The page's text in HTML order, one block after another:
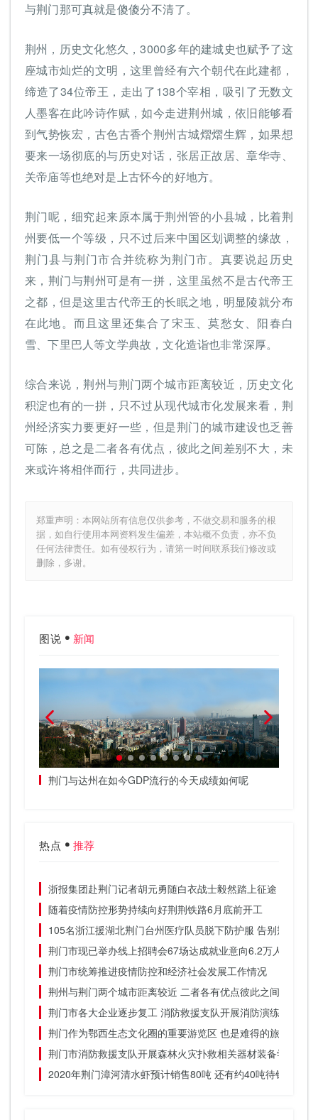
与荆门那可真就是傻傻分不清了。
荆州，历史文化悠久，3000多年的建城史也赋予了这
座城市灿烂的文明，这里曾经有六个朝代在此建都，
缔造了34位帝王，走出了138个宰相，吸引了无数文
人墨客在此吟诗作赋，如今走进荆州城，依旧能够看
到气势恢宏，古色古香个荆州古城熠熠生辉，如果想
要来一场彻底的与历史对话，张居正故居、章华寺、
关帝庙等也绝对是上古怀今的好地方。
荆门呢，细究起来原本属于荆州管的小县城，比着荆
州要低一个等级，只不过后来中国区划调整的缘故，
荆门县与荆门市合并统称为荆门市。真要说起历史
来，荆门与荆州可是有一拼，这里虽然不是古代帝王
之都，但是这里古代帝王的长眠之地，明显陵就分布
在此地。而且这里还集合了宋玉、莫愁女、阳春白
雪、下里巴人等文学典故，文化造诣也非常深厚。
综合来说，荆州与荆门两个城市距离较近，历史文化
积淀也有的一拼，只不过从现代城市化发展来看，荆
州经济实力要更好一些，但是荆门的城市建设也乏善
可陈，总之是二者各有优点，彼此之间差别不大，未
来或许将相伴而行，共同进步。
郑重声明：本网站所有信息仅供参考，不做交易和服务的根
据，如自行使用本网资料发生偏差，本站概不负责，亦不负
任何法律责任。如有侵权行为，请第一时间联系我们修改或
删除，多谢。
图说 新闻
荆门与达州在如今GDP流行的今天成绩如何呢
热点 推荐
浙报集团赴荆门记者胡元勇随白衣战士毅然踏上征途
随着疫情防控形势持续向好荆荆铁路6月底前开工
105名浙江援湖北荆门台州医疗队员脱下防护服 告别荆门的
荆门市现已举办线上招聘会67场达成就业意向6.2万人
荆门市统筹推进疫情防控和经济社会发展工作情况
荆州与荆门两个城市距离较近 二者各有优点彼此之间差别不
荆门市各大企业逐步复工 消防救援支队开展消防演练
荆门作为鄂西生态文化圈的重要游览区 也是难得的旅游胜地
荆门市消防救援支队开展森林火灾扑救相关器材装备学习
2020年荆门漳河清水虾预计销售80吨 还有约40吨待销